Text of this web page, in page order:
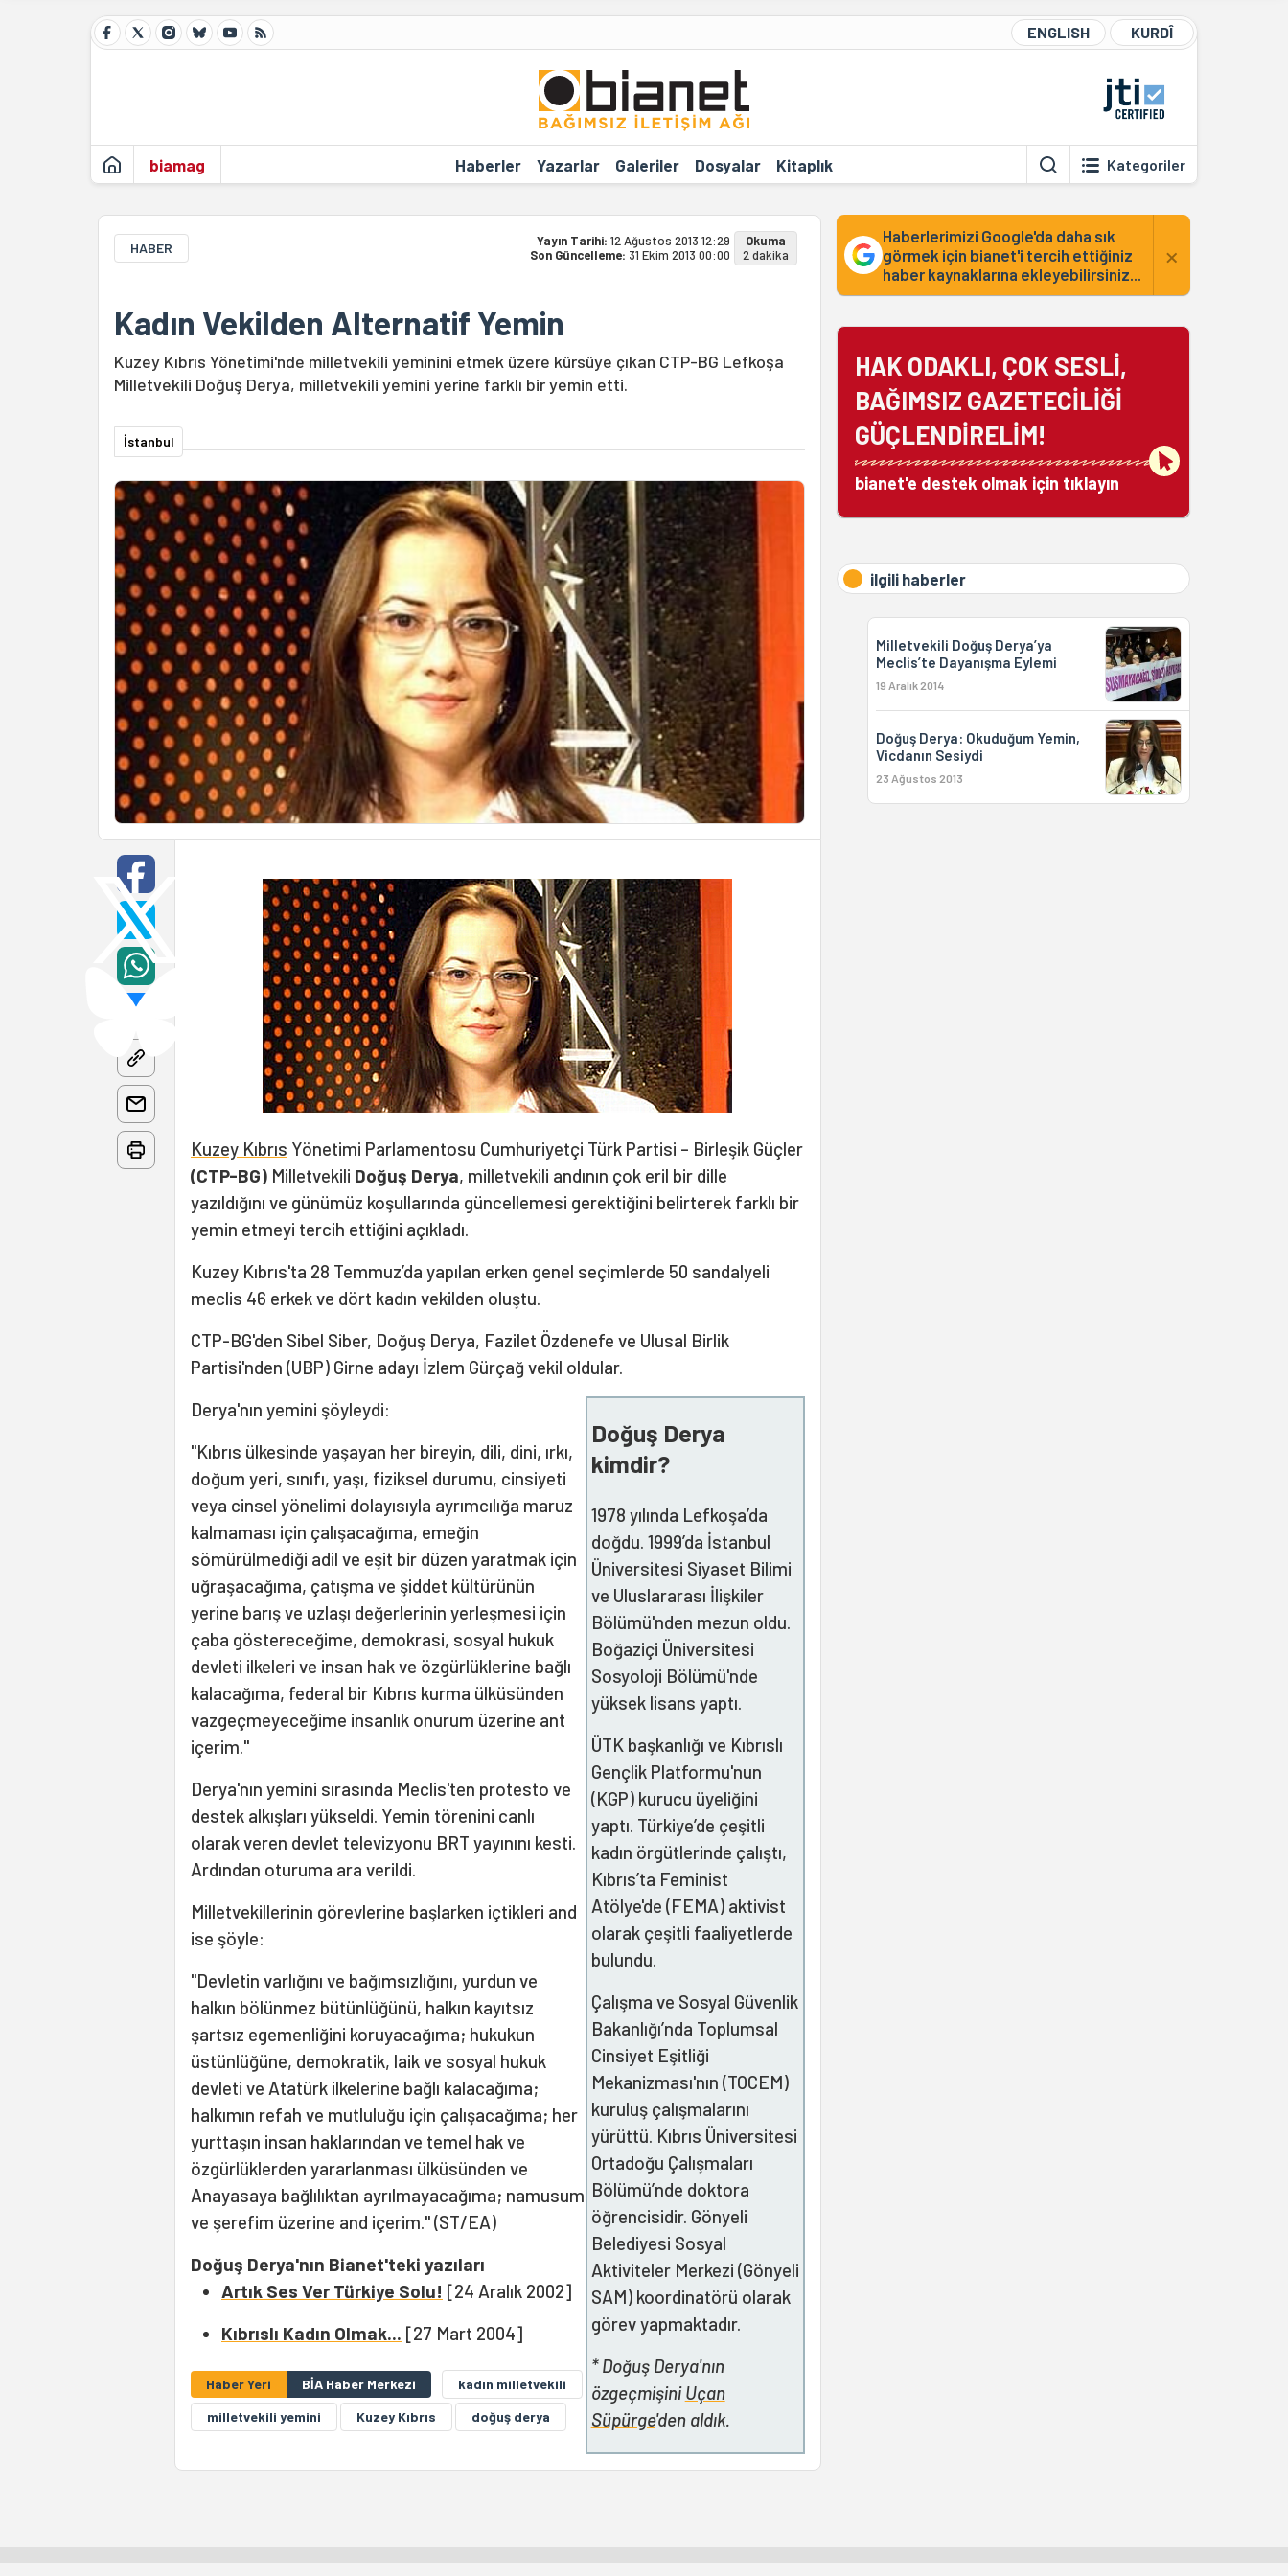
ENGLISH KURDÎ
biamag Haberler Yazarlar Galeriler Dosyalar Kitaplık Kategoriler
HABER Yayın Tarihi: 12 Ağustos 2013 12:29
Son Güncelleme: 31 Ekim 2013 00:00
Okuma
2 dakika
Kadın Vekilden Alternatif Yemin
Kuzey Kıbrıs Yönetimi'nde milletvekili yeminini etmek üzere kürsüye çıkan CTP-BG Lefkoşa
Milletvekili Doğuş Derya, milletvekili yemini yerine farklı bir yemin etti.
İstanbul
Kuzey Kıbrıs Yönetimi Parlamentosu Cumhuriyetçi Türk Partisi – Birleşik Güçler
(CTP-BG) Milletvekili Doğuş Derya, milletvekili andının çok eril bir dille
yazıldığını ve günümüz koşullarında güncellemesi gerektiğini belirterek farklı bir
yemin etmeyi tercih ettiğini açıkladı.
Kuzey Kıbrıs'ta 28 Temmuz’da yapılan erken genel seçimlerde 50 sandalyeli
meclis 46 erkek ve dört kadın vekilden oluştu.
CTP-BG'den Sibel Siber, Doğuş Derya, Fazilet Özdenefe ve Ulusal Birlik
Partisi'nden (UBP) Girne adayı İzlem Gürçağ vekil oldular.
Doğuş Derya
kimdir?
1978 yılında Lefkoşa’da
doğdu. 1999’da İstanbul
Üniversitesi Siyaset Bilimi
ve Uluslararası İlişkiler
Bölümü'nden mezun oldu.
Boğaziçi Üniversitesi
Sosyoloji Bölümü'nde
yüksek lisans yaptı.
ÜTK başkanlığı ve Kıbrıslı
Gençlik Platformu'nun
(KGP) kurucu üyeliğini
yaptı. Türkiye’de çeşitli
kadın örgütlerinde çalıştı,
Kıbrıs’ta Feminist
Atölye'de (FEMA) aktivist
olarak çeşitli faaliyetlerde
bulundu.
Çalışma ve Sosyal Güvenlik
Bakanlığı’nda Toplumsal
Cinsiyet Eşitliği
Mekanizması'nın (TOCEM)
kuruluş çalışmalarını
yürüttü. Kıbrıs Üniversitesi
Ortadoğu Çalışmaları
Bölümü’nde doktora
öğrencisidir. Gönyeli
Belediyesi Sosyal
Aktiviteler Merkezi (Gönyeli
SAM) koordinatörü olarak
görev yapmaktadır.
* Doğuş Derya'nın
özgeçmişiniUçan
Süpürge'den aldık.
Derya'nın yemini şöyleydi:
"Kıbrıs ülkesinde yaşayan her bireyin, dili, dini, ırkı,
doğum yeri, sınıfı, yaşı, fiziksel durumu, cinsiyeti
veya cinsel yönelimi dolayısıyla ayrımcılığa maruz
kalmaması için çalışacağıma, emeğin
sömürülmediği adil ve eşit bir düzen yaratmak için
uğraşacağıma, çatışma ve şiddet kültürünün
yerine barış ve uzlaşı değerlerinin yerleşmesi için
çaba göstereceğime, demokrasi, sosyal hukuk
devleti ilkeleri ve insan hak ve özgürlüklerine bağlı
kalacağıma, federal bir Kıbrıs kurma ülküsünden
vazgeçmeyeceğime insanlık onurum üzerine ant
içerim."
Derya'nın yemini sırasında Meclis'ten protesto ve
destek alkışları yükseldi. Yemin törenini canlı
olarak veren devlet televizyonu BRT yayınını kesti.
Ardından oturuma ara verildi.
Milletvekillerinin görevlerine başlarken içtikleri and
ise şöyle:
"Devletin varlığını ve bağımsızlığını, yurdun ve
halkın bölünmez bütünlüğünü, halkın kayıtsız
şartsız egemenliğini koruyacağıma; hukukun
üstünlüğüne, demokratik, laik ve sosyal hukuk
devleti ve Atatürk ilkelerine bağlı kalacağıma;
halkımın refah ve mutluluğu için çalışacağıma; her
yurttaşın insan haklarından ve temel hak ve
özgürlüklerden yararlanması ülküsünden ve
Anayasaya bağlılıktan ayrılmayacağıma; namusum
ve şerefim üzerine and içerim." (ST/EA)
Doğuş Derya'nın Bianet'teki yazıları
Artık Ses Ver Türkiye Solu! [24 Aralık 2002]
Kıbrıslı Kadın Olmak... [27 Mart 2004]
Haber Yeri BİA Haber Merkezi
kadın milletvekili
milletvekili yemini
Kuzey Kıbrıs doğuş derya
Haberlerimizi Google'da daha sık
görmek için bianet'i tercih ettiğiniz
haber kaynaklarına ekleyebilirsiniz...
×
HAK ODAKLI, ÇOK SESLİ,
BAĞIMSIZ GAZETECİLİĞİ
GÜÇLENDİRELİM!
bianet'e destek olmak için tıklayın
ilgili haberler
Milletvekili Doğuş Derya’ya
Meclis’te Dayanışma Eylemi
19 Aralık 2014
Doğuş Derya: Okuduğum Yemin,
Vicdanın Sesiydi
23 Ağustos 2013